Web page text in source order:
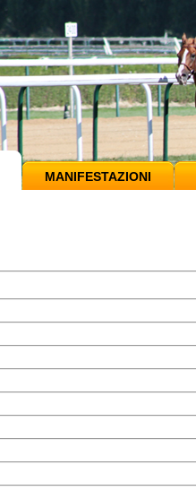
MANIFESTAZIONI